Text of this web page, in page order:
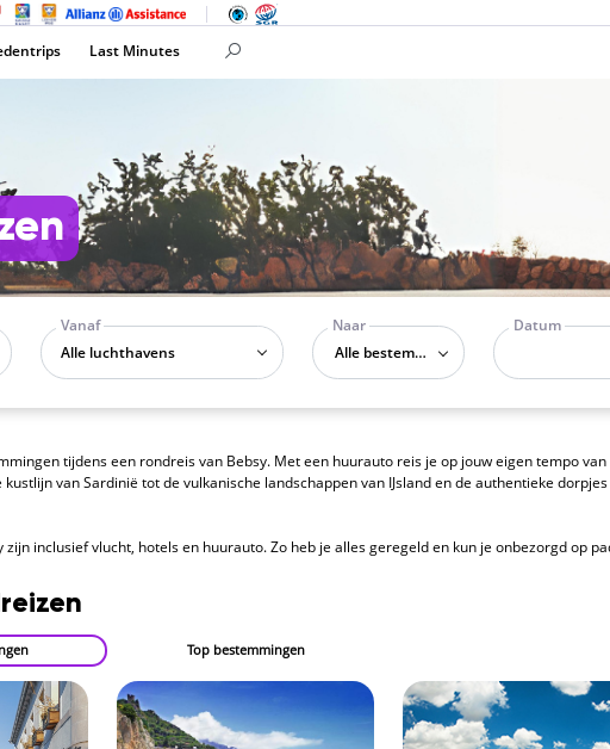
Last Minutes
Vanaf
Naar
Alle bestemmingen
Datum
tijdens een rondreis van Bebsy. Met een huurauto reis je op jouw eigen tempo
kustlijn van Sardinië tot de vulkanische landschappen van IJsland en de authentieke
inclusief vlucht, hotels en huurauto. Zo heb je alles geregeld en kun je onbezorgd op
Top bestemmingen